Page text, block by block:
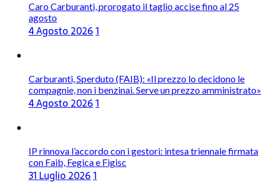
Caro Carburanti, prorogato il taglio accise fino al 25
agosto
4 Agosto 20261
Carburanti, Sperduto (FAIB): «Il prezzo lo decidono le
compagnie, non i benzinai. Serve un prezzo amministrato»
4 Agosto 20261
IP rinnova l’accordo con i gestori: intesa triennale firmata
con Faib, Fegica e Figisc
31 Luglio 20261